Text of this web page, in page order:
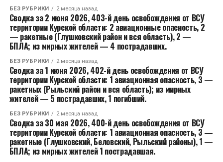
БЕЗ РУБРИКИ 2 месяца назад
Сводка за 2 июня 2026, 403-й день освобождения от ВСУ
территории Курской области: 2 авиационные опасность, 2
— ракетные (Глушковский район и вся область), 2 —
БПЛА; из мирных жителей — 4 пострадавших.
БЕЗ РУБРИКИ 2 месяца назад
Сводка за 1 июня 2026, 402-й день освобождения от ВСУ
территории Курской области: 1 авиационная опасность, 3 —
ракетных (Рыльский район и вся область); из мирных
жителей — 5 пострадавших, 1 погибший.
БЕЗ РУБРИКИ 2 месяца назад
Сводка за 30 мая 2026, 400-й день освобождения от ВСУ
территории Курской области: 1 авиационная опасность, 3 —
ракетные (Глушковский, Беловский, Рыльский районы), 1 —
БПЛА; из мирных жителей 1 пострадавшая.